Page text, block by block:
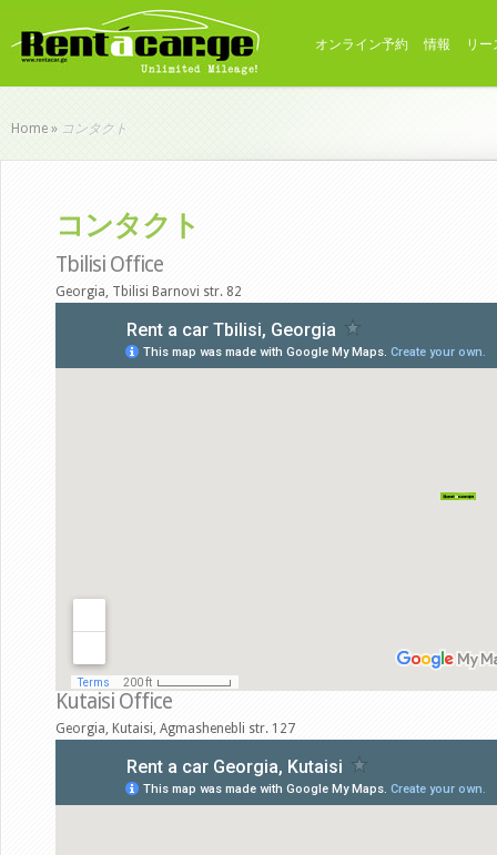
オンライン予約 情報 リー
Home » コンタクト
コンタクト
Tbilisi Office
Georgia, Tbilisi Barnovi str. 82
Kutaisi Office
Georgia, Kutaisi, Agmashenebli str. 127